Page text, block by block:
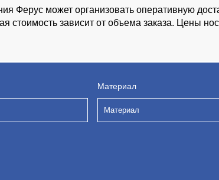
Ферус может организовать оперативную
стоимость зависит от объема заказа. Цены
Материал
Материал